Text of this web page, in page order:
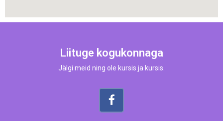
Liituge kogukonnaga
Jälgi meid ning ole kursis ja kursis.